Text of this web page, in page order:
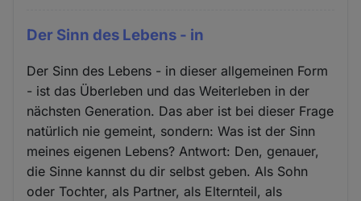
Der Sinn des Lebens - in
Der Sinn des Lebens - in dieser allgemeinen Form
- ist das Überleben und das Weiterleben in der
nächsten Generation. Das aber ist bei dieser Frage
natürlich nie gemeint, sondern: Was ist der Sinn
meines eigenen Lebens? Antwort: Den, genauer,
die Sinne kannst du dir selbst geben. Als Sohn
oder Tochter, als Partner, als Elternteil, als